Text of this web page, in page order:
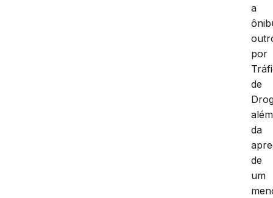
a
por
de
além
da
de
um